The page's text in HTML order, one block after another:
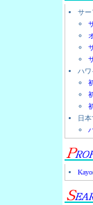
サー
ハワ
日本
Kayo